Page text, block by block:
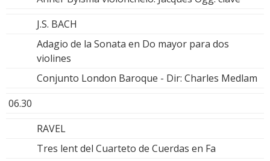
J.S. BACH
Adagio de la Sonata en Do mayor para dos
violines
Conjunto London Baroque - Dir: Charles Medlam
06.30
RAVEL
Tres lent del Cuarteto de Cuerdas en Fa